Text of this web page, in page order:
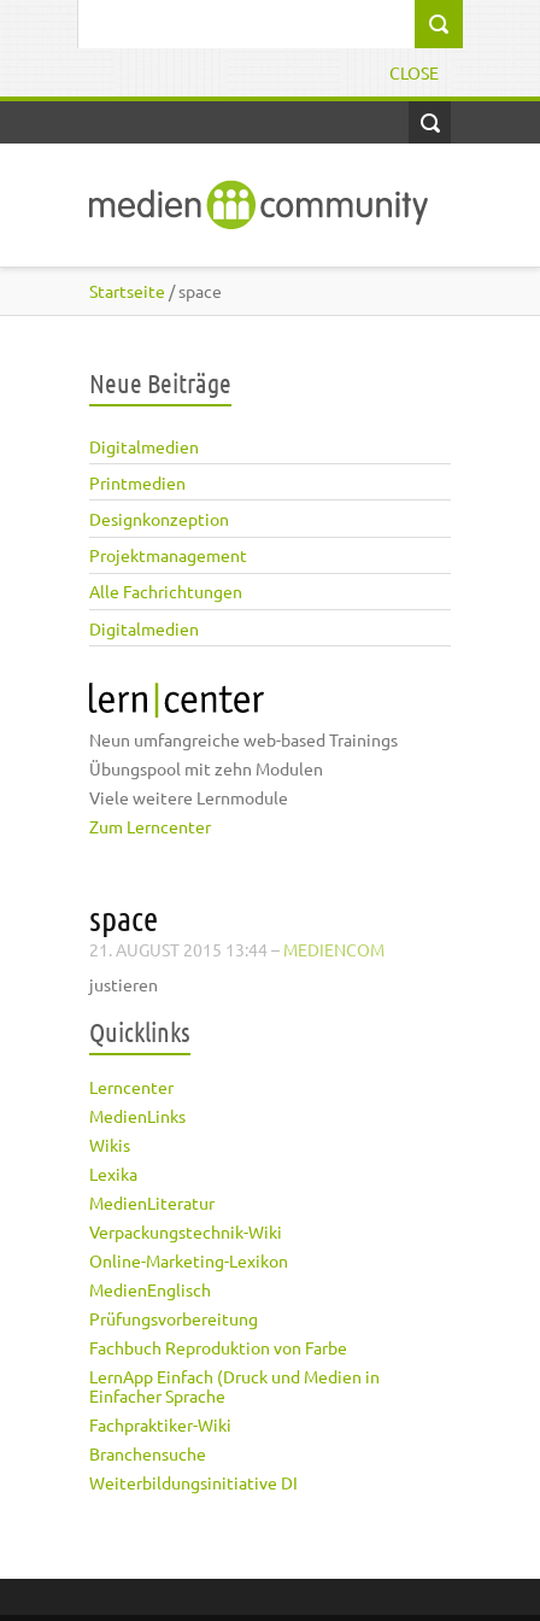
CLOSE
Startseite / space
Neue Beiträge
Digitalmedien
Printmedien
Designkonzeption
Projektmanagement
Alle Fachrichtungen
Digitalmedien
Neun umfangreiche web-based Trainings
Übungspool mit zehn Modulen
Viele weitere Lernmodule
Zum Lerncenter
space
21. AUGUST 2015 13:44 – MEDIENCOM
justieren
Quicklinks
Lerncenter
MedienLinks
Wikis
Lexika
MedienLiteratur
Verpackungstechnik-Wiki
Online-Marketing-Lexikon
MedienEnglisch
Prüfungsvorbereitung
Fachbuch Reproduktion von Farbe
LernApp Einfach (Druck und Medien in
Einfacher Sprache
Fachpraktiker-Wiki
Branchensuche
Weiterbildungsinitiative DI